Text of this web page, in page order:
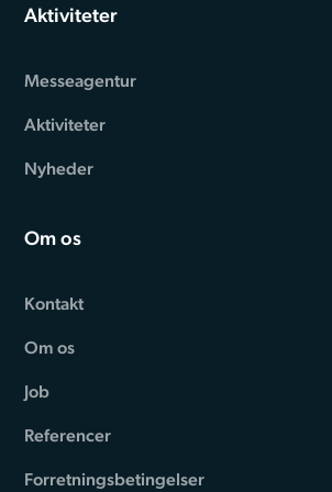
Aktiviteter
Messeagentur
Aktiviteter
Nyheder
Om os
Kontakt
Om os
Job
Referencer
Forretningsbetingelser